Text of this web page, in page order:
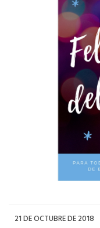
21 DE OCTUBRE DE 2018